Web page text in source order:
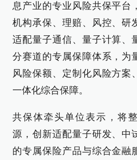
息产业的专业风险共保平台
机构承保、理赔、风控、研
适配量子通信、量子计算、
分赛道的专属保障体系，为
风险保额、定制化风险方案
一体化综合保障。
共保体牵头单位表示，将
源，创新适配量子研发、中
的专属保险产品与综合金融